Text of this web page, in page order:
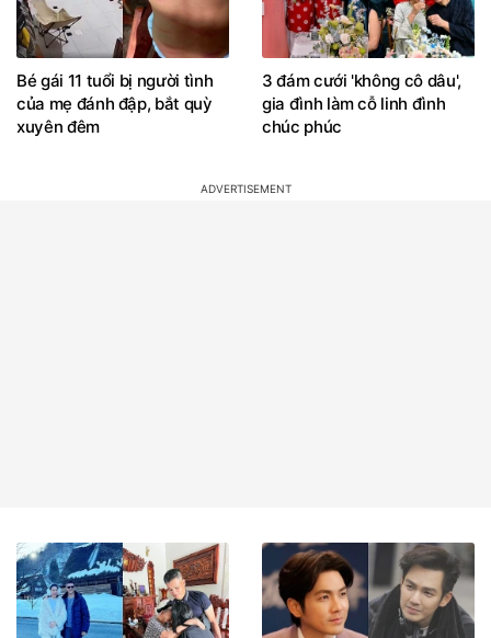
Bé gái 11 tuổi bị người tình
của mẹ đánh đập, bắt quỳ
xuyên đêm
3 đám cưới 'không cô dâu',
gia đình làm cỗ linh đình
chúc phúc